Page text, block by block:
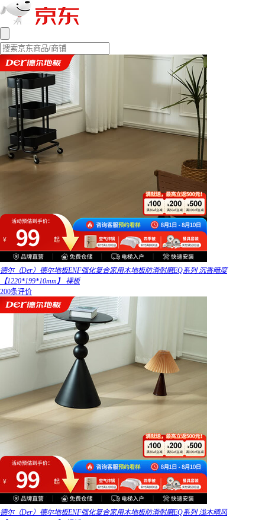
德尔（Der）德尔地板ENF强化复合家用木地板防滑耐磨EQ系列 沉香暗度
【1220*199*10mm】 裸板
200条评价
德尔（Der）德尔地板ENF强化复合家用木地板防滑耐磨EQ系列 浅木晴风